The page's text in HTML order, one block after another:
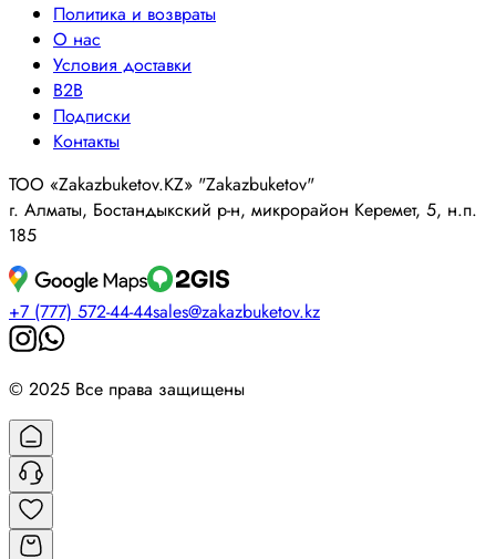
Политика и возвраты
О нас
Условия доставки
B2B
Подписки
Контакты
ТОО «Zakazbuketov.KZ» "Zakazbuketov"
г. Алматы, Бостандыкский р-н, микрорайон Керемет, 5, н.п.
185
+7 (777) 572-44-44sales@zakazbuketov.kz
© 2025 Все права защищены